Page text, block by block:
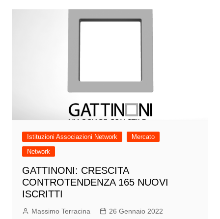
Istituzioni Associazioni Network
Mercato
Network
GATTINONI: CRESCITA
CONTROTENDENZA 165 NUOVI
ISCRITTI
Massimo Terracina 26 Gennaio 2022